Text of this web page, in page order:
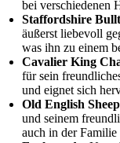
bei verschiedenen
Staffordshire
äußerst liebevoll
was ihn zu einem
Cavalier King
für sein
und eignet sich
Old English
und seinem
auch in der